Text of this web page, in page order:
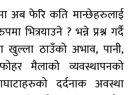
अब फेरि कति मान्छेहरुलाई
भित्रयाउने ? भन्ने प्रश्न गर्दै
खुल्ला ठाउँको अभाव, पानी,
मैलाको व्यवस्थापनको
दर्दनाक अवस्था